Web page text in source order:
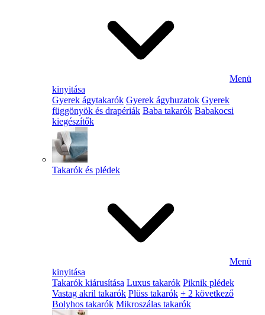
Menü
kinyitása
Gyerek ágytakarók Gyerek ágyhuzatok Gyerek
függönyök és drapériák Baba takarók Babakocsi
kiegészítők
Takarók és plédek
Menü
kinyitása
Takarók kiárusítása Luxus takarók Piknik plédek
Vastag akril takarók Plüss takarók + 2 következő
Bolyhos takarók Mikroszálas takarók